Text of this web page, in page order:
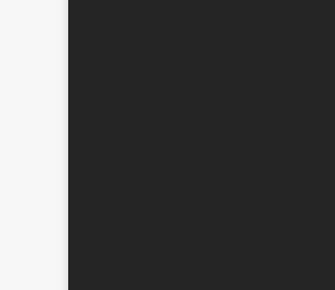
BİLSEK’te